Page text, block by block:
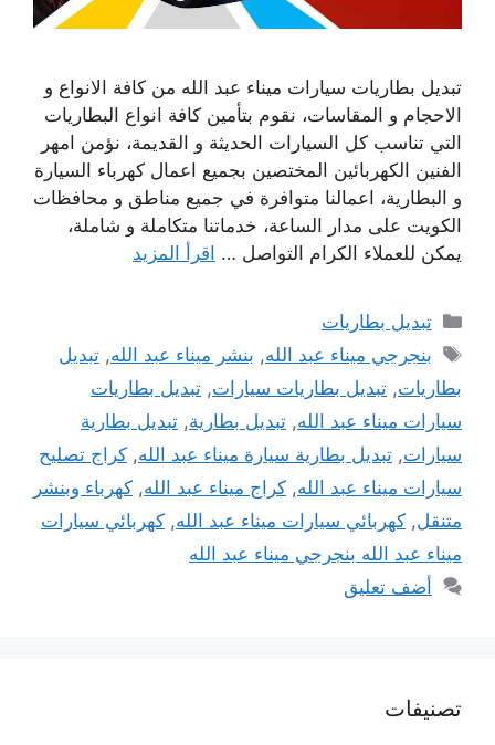
تبديل بطاريات سيارات ميناء عبد الله من كافة الانواع و
الاحجام و المقاسات، نقوم بتأمين كافة انواع البطاريات
التي تناسب كل السيارات الحديثة و القديمة، نؤمن امهر
الفنين الكهربائين المختصين بجميع اعمال كهرباء السيارة
و البطارية، اعمالنا متوافرة في جميع مناطق و محافظات
الكويت على مدار الساعة، خدماتنا متكاملة و شاملة،
يمكن للعملاء الكرام التواصل … اقرأ المزيد
التصنيفات
تبديل بطاريات
الوسوم
بنجرجي ميناء عبد الله, بنشر ميناء عبد الله,تبديل
بطاريات, تبديل بطاريات سيارات, تبديل بطاريات
سيارات ميناء عبد الله, تبديل بطارية, تبديل بطارية
سيارات, تبديل بطارية سيارة ميناء عبد الله, كراج تصليح
سيارات ميناء عبد الله, كراج ميناء عبد الله, كهرباء وبنشر
متنقل, كهربائي سيارات ميناء عبد الله, كهربائي سيارات
ميناء عبد الله بنجرجي ميناء عبد الله
أضف تعليق
تصنيفات